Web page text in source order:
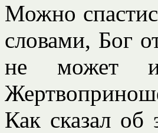
Можно
словами, Бог
не может
Как сказал